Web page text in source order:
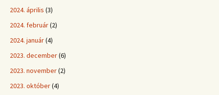
2024. április (3)
2024. február(2)
2024. január(4)
2023. december(6)
2023. november(2)
2023. október(4)